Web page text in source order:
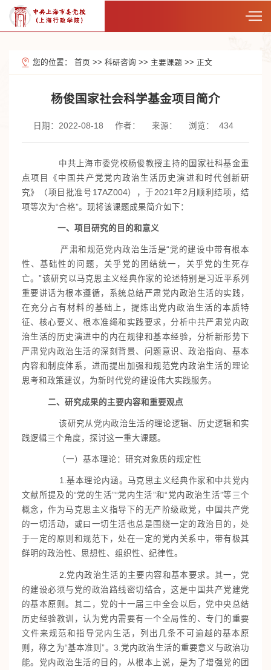
您的位置： 首页 >> 科研咨询 >> 主要课题>> 正文
杨俊国家社会科学基金项目简介
日期：2022-08-18 作者： 来源： 浏览： 434
中共上海市委党校杨俊教授主持的国家社科基金重
点项目《中国共产党党内政治生活历史演进和时代创新研
究》（项目批准号17AZ004），于2021年2月顺利结项，结
项等次为“合格”。现将该课题成果简介如下：
一、项目研究的目的和意义
严肃和规范党内政治生活是“党的建设中带有根本
性、基础性的问题，关乎党的团结统一，关乎党的生死存
亡。”该研究以马克思主义经典作家的论述特别是习近平系列
重要讲话为根本遵循，系统总结严肃党内政治生活的实践，
在充分占有材料的基础上，提炼出党内政治生活的本质特
征、核心要义、根本准绳和实践要求，分析中共严肃党内政
治生活的历史演进中的内在规律和基本经验，分析新形势下
严肃党内政治生活的深刻背景、问题意识、政治指向、基本
内容和制度体系，进而提出加强和规范党内政治生活的理论
思考和政策建议，为新时代党的建设伟大实践服务。
二、研究成果的主要内容和重要观点
该研究从党内政治生活的理论逻辑、历史逻辑和实
践逻辑三个角度，探讨这一重大课题。
（一）基本理论：研究对象质的规定性
1.基本理论内涵。马克思主义经典作家和中共党内
文献所提及的“党的生活”“党内生活”和“党内政治生活”等三个
概念，作为马克思主义指导下的无产阶级政党，中国共产党
的一切活动，或曰一切生活也总是围绕一定的政治目的，处
于一定的原则和规范下，处在一定的党内关系中，带有极其
鲜明的政治性、思想性、组织性、纪律性。
2.党内政治生活的主要内容和基本要求。其一，党
的建设必须与党的政治路线密切结合，这是中国共产党建党
的基本原则。其二，党的十一届三中全会以后，党中央总结
历史经验教训，认为党内需要有一个全局性的、专门的重要
文件来规范和指导党内生活，列出几条不可逾越的基本原
则，称之为“基本准则”。3.党内政治生活的重要意义与政治功
能。党内政治生活的目的，从根本上说，是为了增强党的团